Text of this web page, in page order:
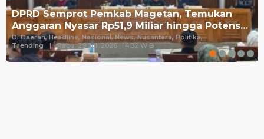
DPRD Semprot Pemkab Magetan, Temukan
Anggaran Nyasar Rp51,9 Miliar hingga Potens…
Di Daerah, Headline, Nasional, News, Nusantara, Politika,
Trending
| Rabu, 29 Juli 2026 | 14:32 WIB